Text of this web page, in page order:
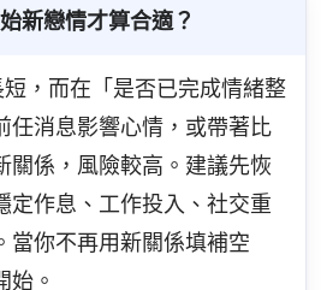
新戀情才算合適？
，而在「是否已完成情緒整
任消息影響心情，或帶著比
關係，風險較高。建議先恢
定作息、工作投入、社交重
當你不再用新關係填補空
始。